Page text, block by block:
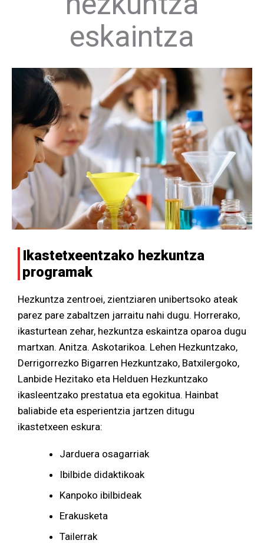
eskaintza
Ikastetxeentzako hezkuntza
programak
Hezkuntza zentroei, zientziaren unibertsoko ateak
parez pare zabaltzen jarraitu nahi dugu. Horrerako,
ikasturtean zehar, hezkuntza eskaintza oparoa dugu
martxan. Anitza. Askotarikoa. Lehen Hezkuntzako,
Derrigorrezko Bigarren Hezkuntzako, Batxilergoko,
Lanbide Hezitako eta Helduen Hezkuntzako
ikasleentzako prestatua eta egokitua. Hainbat
baliabide eta esperientzia jartzen ditugu
ikastetxeen eskura:
Jarduera osagarriak
Ibilbide didaktikoak
Kanpoko ibilbideak
Erakusketa
Tailerrak